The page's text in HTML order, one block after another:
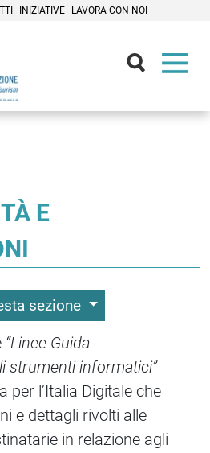
INIZIATIVE LAVORA CON NOI
E
sezione
“Linee Guida
strumenti informatici”
per l’Italia Digitale che
e dettagli rivolti alle
in relazione agli